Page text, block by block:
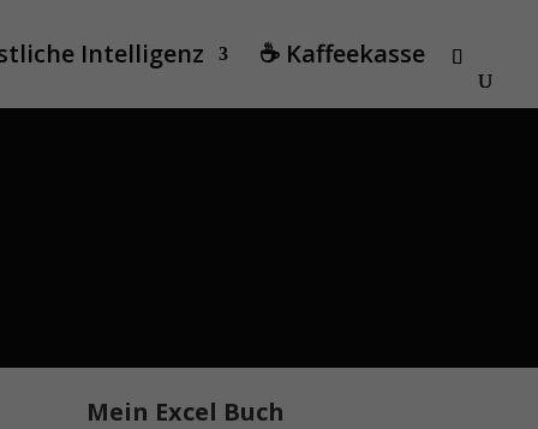
Intelligenz ☕ Kaffeekasse
Mein Excel Buch